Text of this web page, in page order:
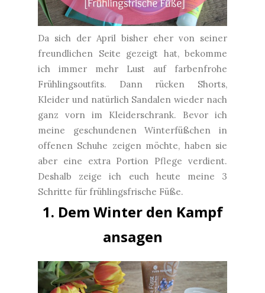
Da sich der April bisher eher von seiner
freundlichen Seite gezeigt hat, bekomme
ich immer mehr Lust auf farbenfrohe
Frühlingsoutfits. Dann rücken Shorts,
Kleider und natürlich Sandalen wieder nach
ganz vorn im Kleiderschrank. Bevor ich
meine geschundenen Winterfüßchen in
offenen Schuhe zeigen möchte, haben sie
aber eine extra Portion Pflege verdient.
Deshalb zeige ich euch heute meine 3
Schritte für frühlingsfrische Füße.
1. Dem Winter den Kampf
ansagen